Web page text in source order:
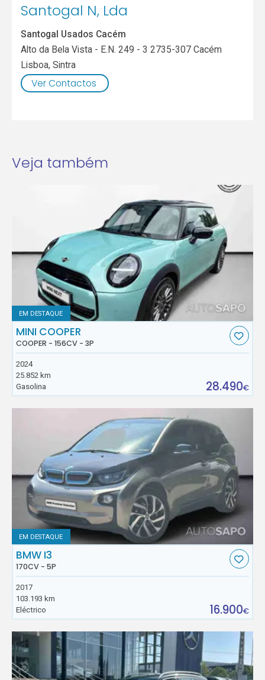
Santogal N, Lda
Santogal Usados Cacém
Alto da Bela Vista - E.N. 249 - 3 2735-307 Cacém
Lisboa,Sintra
Ver Contactos
Veja também
EM DESTAQUE
MINI COOPER
COOPER - 156CV - 3P
2024
25.852 km
Gasolina
28.490€
EM DESTAQUE
BMW I3
170CV - 5P
2017
103.193 km
Eléctrico
16.900€